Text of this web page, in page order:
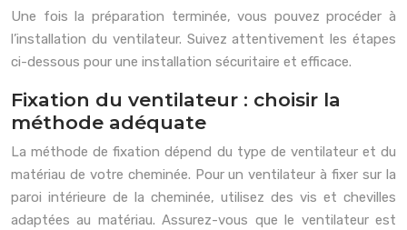
Une fois la préparation terminée, vous pouvez procéder à
l’installation du ventilateur. Suivez attentivement les étapes
ci-dessous pour une installation sécuritaire et efficace.
Fixation du ventilateur : choisir la
méthode adéquate
La méthode de fixation dépend du type de ventilateur et du
matériau de votre cheminée. Pour un ventilateur à fixer sur la
paroi intérieure de la cheminée, utilisez des vis et chevilles
adaptées au matériau. Assurez-vous que le ventilateur est